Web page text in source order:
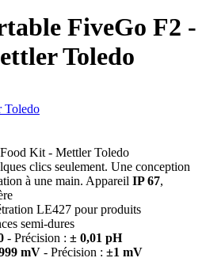
FiveGo F2 -
Toledo
Toledo
Kit - Mettler Toledo
clics seulement. Une conception
à une main. Appareil IP 67,
LE427 pour produits
semi-dures
- Précision : ± 0,01 pH
mV - Précision : ±1 mV